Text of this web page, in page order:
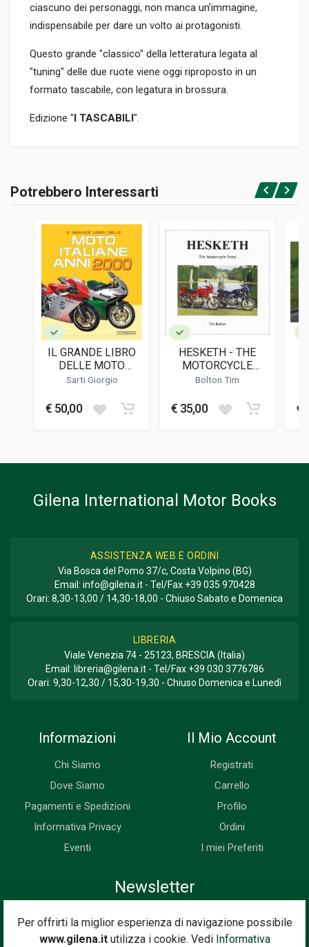
ciascuno dei personaggi, non manca un’immagine,
indispensabile per dare un volto ai protagonisti.
Questo grande "classico" della letteratura legata al
"tuning" delle due ruote viene oggi riproposto in un
formato tascabile, con legatura in brossura.
Edizione "I TASCABILI".
Brossura
9788879119214
Giorgio Nada
LINGUA DEL TESTO
DATA DI STAMPA
14 x 22 x 2 cm
Accedi o registrati
Potrebbero Interessarti
IL GRANDE LIBRO
DELLE MOTO
ITALIANE ANNI 2000
Sarti Giorgio
€ 50,00
HESKETH - THE
MOTORCYCLE
STORY
Bolton Tim
€ 35,00 €
Per offrirti la miglior esperienza di navigazione possibile
www.gilena.itutilizza i cookie. Vedi Informativa
Gilena International Motor Books
ASSISTENZA WEB E ORDINI
Via Bosca del Pomo 37/c, Costa Volpino (BG)
Email: info@gilena.it- Tel/Fax +39 035 970428
Orari: 8,30-13,00 / 14,30-18,00 - Chiuso Sabato e Domenica
LIBRERIA
Viale Venezia 74 - 25123, BRESCIA (Italia)
Email: libreria@gilena.it- Tel/Fax +39 030 3776786
Orari: 9,30-12,30 / 15,30-19,30 - Chiuso Domenica e Lunedì
Informazioni
Chi Siamo
Dove Siamo
Pagamenti e Spedizioni
Informativa Privacy
Eventi
Il Mio Account
Registrati
Carrello
Profilo
Ordini
I miei Preferiti
Newsletter
Iscriviti subito alla nostra newsletter. Riceverai prima di tutti le
novità, le offerte, i prossimi eventi...